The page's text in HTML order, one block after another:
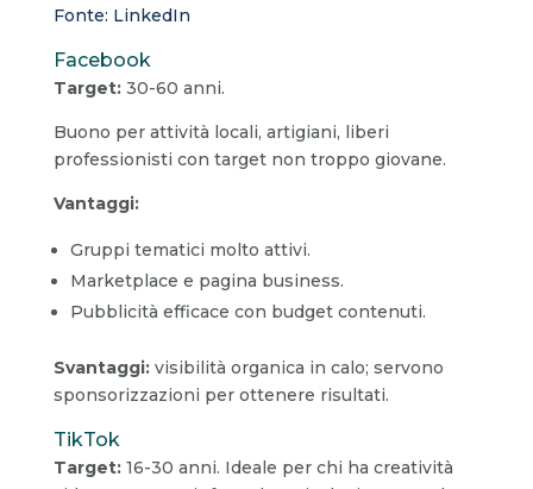
Fonte: LinkedIn
Facebook
Target:30-60 anni.
Buono per attività locali, artigiani, liberi
professionisti con target non troppo giovane.
Vantaggi:
Gruppi tematici molto attivi.
Marketplace e pagina business.
Pubblicità efficace con budget contenuti.
Svantaggi:visibilità organica in calo; servono
sponsorizzazioni per ottenere risultati.
TikTok
Target:16-30 anni. Ideale per chi ha creatività